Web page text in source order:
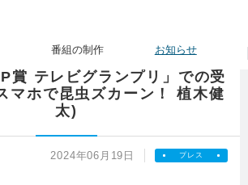
番組の制作 お知らせ
回 ATP賞 テレビグランプリ」での受賞について(スマホ
)
賞 テレビグランプリ」での受
マホで昆虫ズカーン！ 植木健
太)
2024年06月19日 プレス